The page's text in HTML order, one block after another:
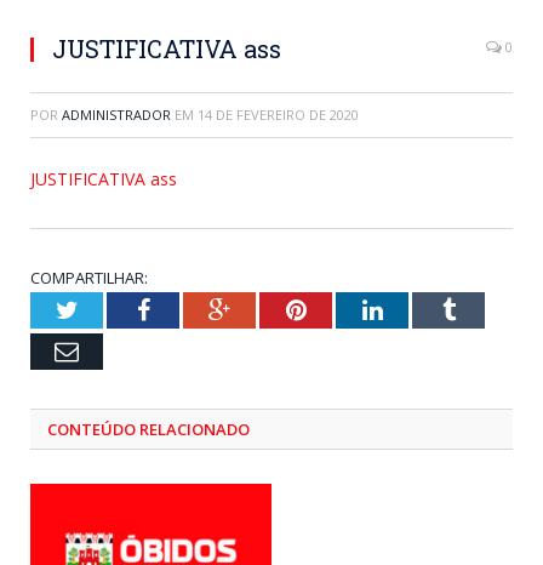
JUSTIFICATIVA ass 0
POR ADMINISTRADOR EM 14 DE FEVEREIRO DE 2020
JUSTIFICATIVA ass
COMPARTILHAR:
TwitterFacebookGoogle+PinterestLinkedInTumblr
Email
CONTEÚDO RELACIONADO